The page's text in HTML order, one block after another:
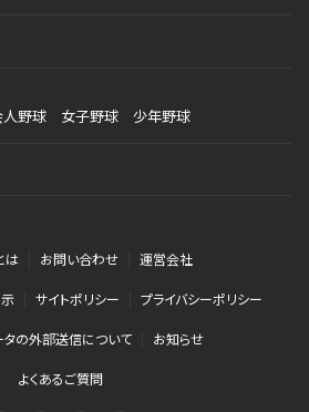
野球 女子野球 少年野球
は お問い合わせ 運営会社
サイトポリシー プライバシーポリシー
タの外部送信について お知らせ
よくあるご質問